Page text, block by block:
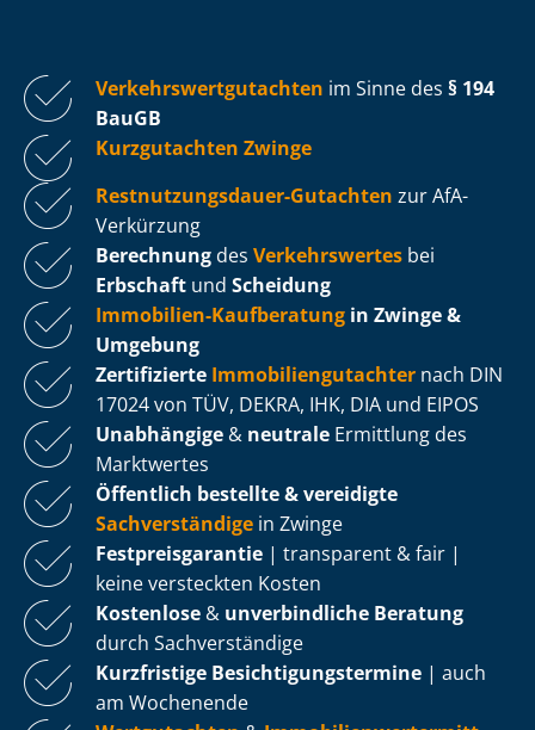
Ver­kehrs­wert­gut­ach­ten im Sinne des § 194
BauGB
Kurzgutachten Zwinge
Rest­nut­zungs­dau­er-Gutachten zur AfA-
Verkürzung
Berechnung des Verkehrswertes bei
Erbschaft und Scheidung
Immobilien-Kaufberatung in Zwinge &
Umgebung
Zertifizierte Im­mo­bi­li­en­gut­ach­ter nach DIN
17024 von TÜV, DEKRA, IHK, DIA und EIPOS
Unabhängige & neutrale Ermittlung des
Marktwertes
Öffentlich bestellte & vereidigte
Sachverständige in Zwinge
Fest­preis­ga­ran­tie | transparent & fair |
keine versteckten Kosten
Kostenlose & unverbindliche Beratung
durch Sachverständige
Kurzfristige Be­sich­ti­gungs­ter­mi­ne | auch
am Wochenende